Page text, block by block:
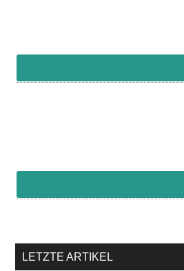
LETZTE ARTIKEL